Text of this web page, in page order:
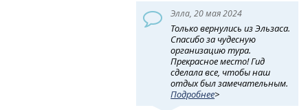
Элла, 20 мая 2024
Только вернулись из Эльзаса.
Спасибо за чудесную
организацию тура.
Прекрасное место! Гид
сделала все, чтобы наш
отдых был замечательным.
Подробнее>